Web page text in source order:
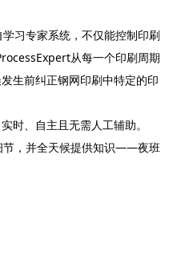
习专家系统，不仅能控制印刷
从每一个印刷周期
生前纠正钢网印刷中特定的印
时、自主且无需人工辅助。
节，并全天候提供知识——夜班